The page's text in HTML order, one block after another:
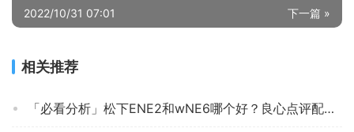
下一篇 »
2022/10/31 07:01
相关推荐
「必看分析」松下ENE2和wNE6哪个好？良心点评配置区别